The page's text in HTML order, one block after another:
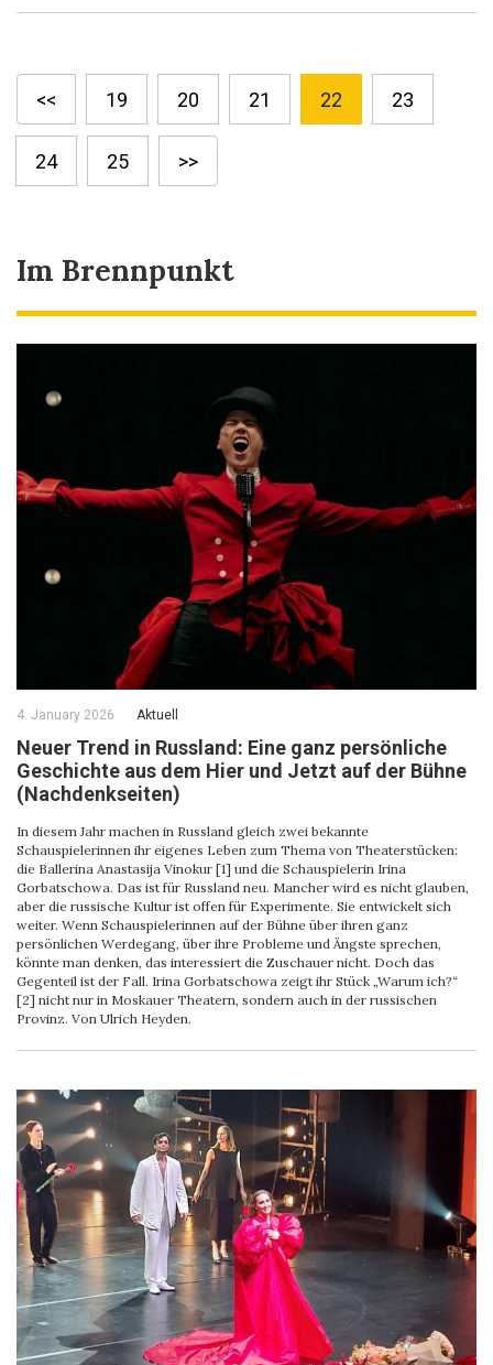
<< 19 20 21 22 23
24 25 >>
Im Brennpunkt
4. January 2026 Aktuell
Neuer Trend in Russland: Eine ganz persönliche
Geschichte aus dem Hier und Jetzt auf der Bühne
(Nachdenkseiten)
In diesem Jahr machen in Russland gleich zwei bekannte
Schauspielerinnen ihr eigenes Leben zum Thema von Theaterstücken:
die Ballerina Anastasija Vinokur [1] und die Schauspielerin Irina
Gorbatschowa. Das ist für Russland neu. Mancher wird es nicht glauben,
aber die russische Kultur ist offen für Experimente. Sie entwickelt sich
weiter. Wenn Schauspielerinnen auf der Bühne über ihren ganz
persönlichen Werdegang, über ihre Probleme und Ängste sprechen,
könnte man denken, das interessiert die Zuschauer nicht. Doch das
Gegenteil ist der Fall. Irina Gorbatschowa zeigt ihr Stück „Warum ich?“
[2] nicht nur in Moskauer Theatern, sondern auch in der russischen
Provinz. Von Ulrich Heyden.